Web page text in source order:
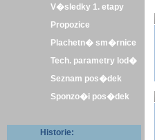
V�sledky 1. etapy
Propozice
Plachetn� sm�rnice
Tech. parametry lod�
Seznam pos�dek
Sponzo�i pos�dek
Historie: